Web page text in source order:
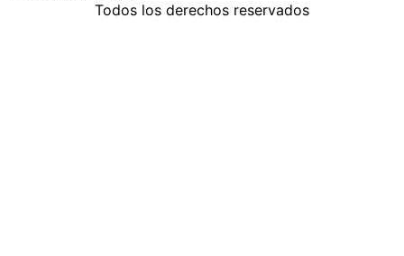
Todos los derechos reservados